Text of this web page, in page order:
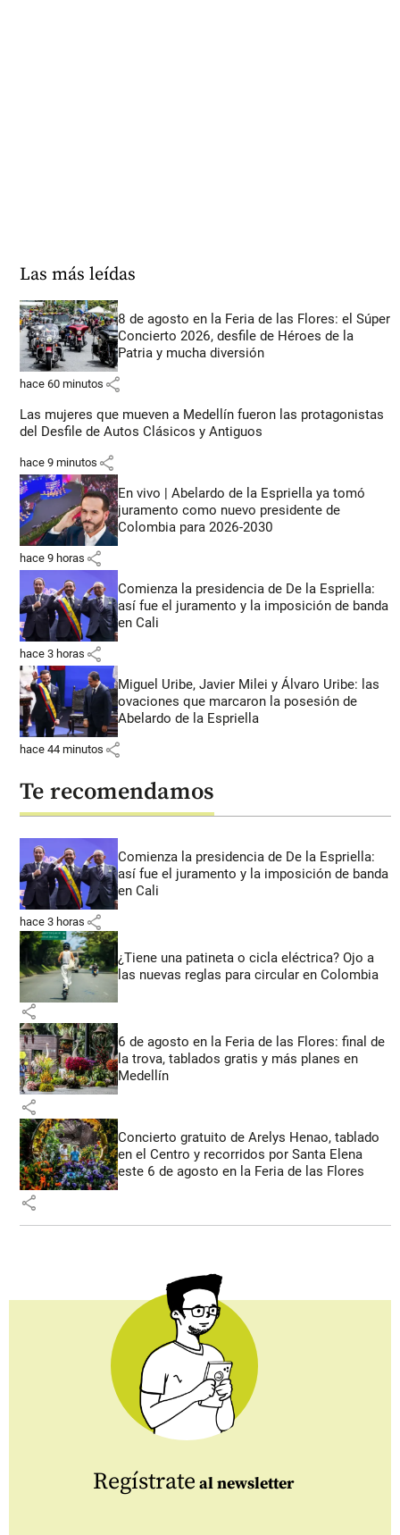
Las más leídas
8 de agosto en la Feria de las Flores: el Súper
Concierto 2026, desfile de Héroes de la
Patria y mucha diversión
hace 60 minutos share
Las mujeres que mueven a Medellín fueron las protagonistas
del Desfile de Autos Clásicos y Antiguos
hace 9 minutos share
En vivo | Abelardo de la Espriella ya tomó
juramento como nuevo presidente de
Colombia para 2026-2030
hace 9 horas share
Comienza la presidencia de De la Espriella:
así fue el juramento y la imposición de banda
en Cali
hace 3 horas share
Miguel Uribe, Javier Milei y Álvaro Uribe: las
ovaciones que marcaron la posesión de
Abelardo de la Espriella
hace 44 minutos share
Te recomendamos
Comienza la presidencia de De la Espriella:
así fue el juramento y la imposición de banda
en Cali
hace 3 horas share
¿Tiene una patineta o cicla eléctrica? Ojo a
las nuevas reglas para circular en Colombia
share
6 de agosto en la Feria de las Flores: final de
la trova, tablados gratis y más planes en
Medellín
share
Concierto gratuito de Arelys Henao, tablado
en el Centro y recorridos por Santa Elena
este 6 de agosto en la Feria de las Flores
share
Regístrate al newsletter